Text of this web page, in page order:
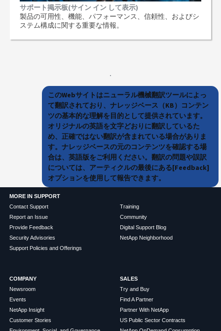
サポート掲示板(サイン イン して表示)
製品の可用性、機能、パフォーマンス、信頼性、およびシ
ステム構成に関する重要な情報。
このWebサイトはニューラル機械翻訳ツールによっ
て翻訳されており、ナレッジベース（KB）コンテン
ツの基本的な理解を目的として提供されています。
オリジナルの英語を文字どおりに翻訳しているた
め、正確ではない翻訳が含まれている場合がありま
す。ナレッジベースの元のコンテンツを確認する場
合は、英語版をご利用ください。翻訳の問題や誤訳
については、アーティクルの最後にある[Feedback]
オプションを使用して報告できます。
MORE IN SUPPORT
Contact Support
Report an Issue
Provide Feedback
Security Advisories
Support Policies and Offerings
Training
Community
Digital Support Blog
NetApp Neighborhood
COMPANY
Newsroom
Events
NetApp Insight
Customer Stories
SALES
Try and Buy
Find A Partner
Partner With NetApp
US Public Sector Contracts